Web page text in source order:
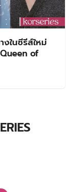
นซีรีส์ใหม่